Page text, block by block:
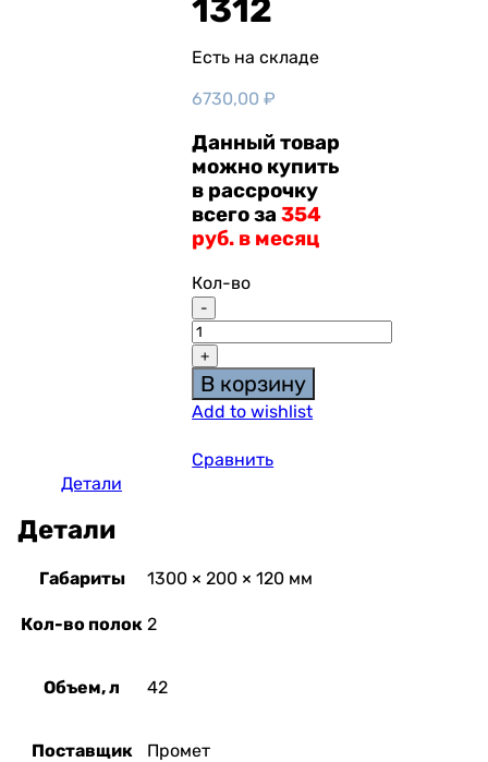
1312
Есть на складе
6730,00₽
Данный товар
можно купить
в рассрочку
всего за354
руб. в месяц
Кол-во
В корзину
Add to wishlist
Сравнить
Детали
Детали
Габариты 1300 × 200 × 120 мм
Кол-во полок 2
Объем, л 42
Поставщик Промет